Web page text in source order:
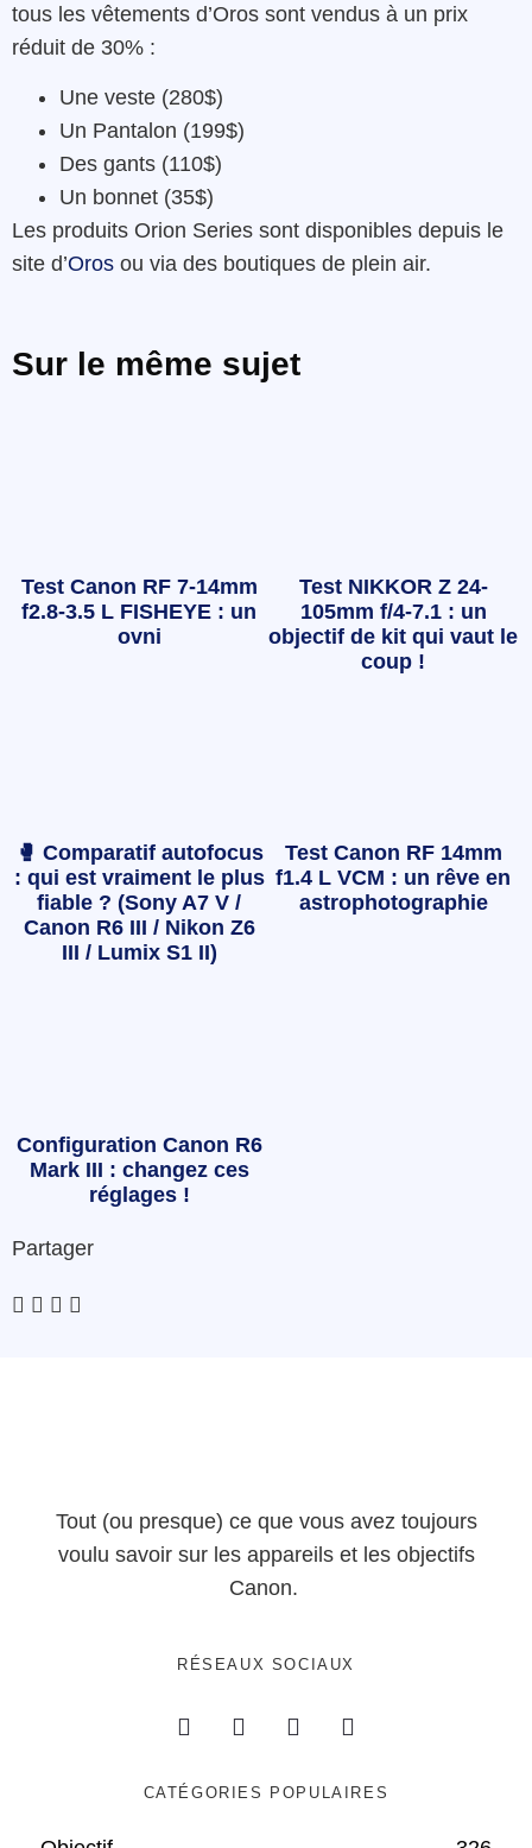
tous les vêtements d’Oros sont vendus à un prix
réduit de 30% :
Une veste (280$)
Un Pantalon (199$)
Des gants (110$)
Un bonnet (35$)
Les produits Orion Series sont disponibles depuis le
site d’Oros ou via des boutiques de plein air.
Sur le même sujet
Test Canon RF 7-14mm
f2.8-3.5 L FISHEYE : un
ovni
Test NIKKOR Z 24-
105mm f/4-7.1 : un
objectif de kit qui vaut le
coup !
🥊 Comparatif autofocus
: qui est vraiment le plus
fiable ? (Sony A7 V /
Canon R6 III / Nikon Z6
III / Lumix S1 II)
Test Canon RF 14mm
f1.4 L VCM : un rêve en
astrophotographie
Configuration Canon R6
Mark III : changez ces
réglages !
Partager
Tout (ou presque) ce que vous avez toujours
voulu savoir sur les appareils et les objectifs
Canon.
RÉSEAUX SOCIAUX
CATÉGORIES POPULAIRES